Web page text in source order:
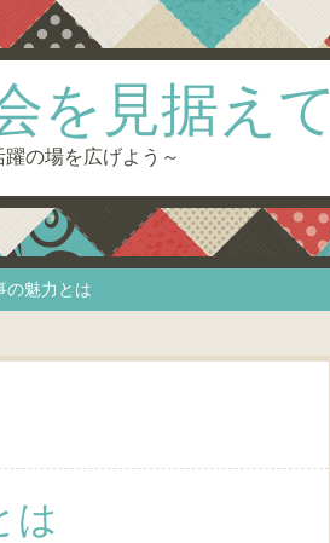
を見据えて
躍の場を広げよう～
の魅力とは
は